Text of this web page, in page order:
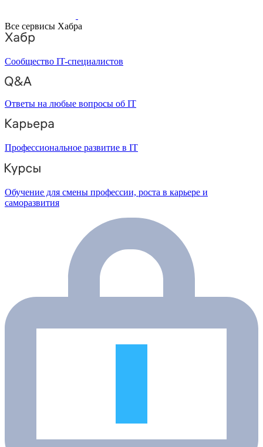
Все сервисы Хабра
Сообщество IT-специалистов
Ответы на любые вопросы об IT
Профессиональное развитие в IT
Обучение для смены профессии, роста в карьере и
саморазвития